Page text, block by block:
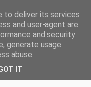
to deliver its services
and user-agent are
and security
generate usage
abuse.
IT